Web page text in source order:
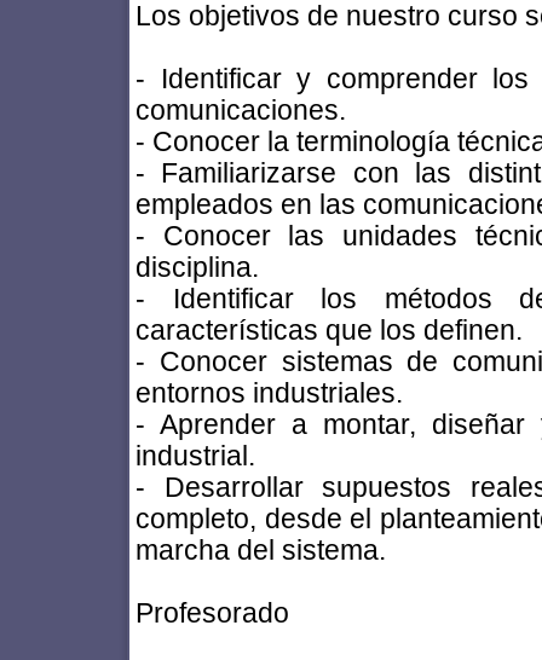
Los objetivos de nuestro curso
- Identificar y comprender
comunicaciones.
- Conocer la terminología
- Familiarizarse con las
empleados en las
- Conocer las unidades
disciplina.
- Identificar los métodos
características que los definen.
- Conocer sistemas de
entornos industriales.
- Aprender a montar,
industrial.
- Desarrollar supuestos
completo, desde el
marcha del sistema.
Profesorado